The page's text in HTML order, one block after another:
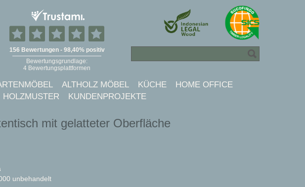
ALTHOLZ MÖBEL KÜCHE
HOME OFFICE
HOLZMUSTER KUNDENPROJEKTE
mit gelatteter Oberfläche
unbehandelt